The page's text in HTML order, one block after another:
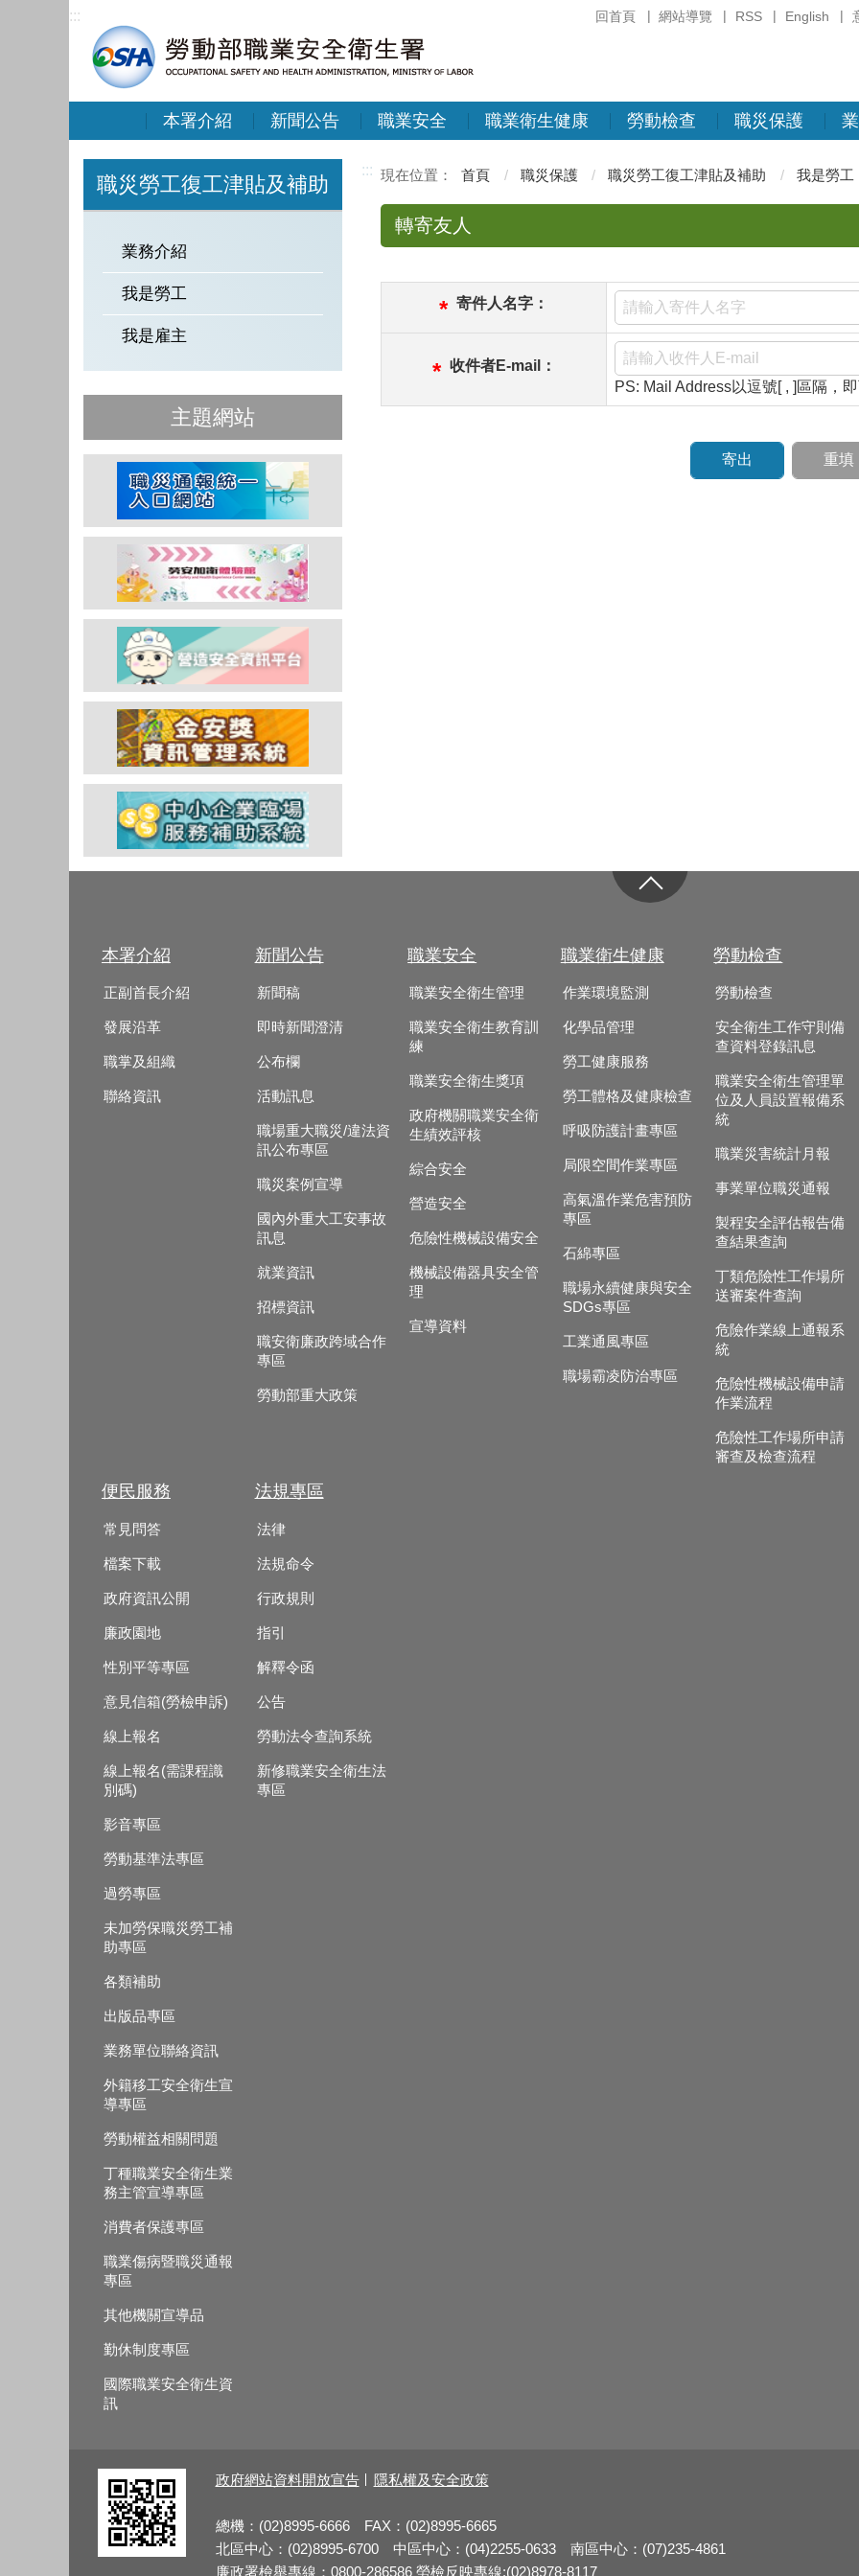
回首頁 網站導覽 RSS English
:::
本署介紹 新聞公告 職業安全 職業衛生健康 勞動檢查 職災保護
職災勞工復工津貼及補助
業務介紹
我是勞工
我是雇主
主題網站
::: 首頁 職災保護 職災勞工復工津貼及補助 我是勞工
轉寄友人
* 寄件人名字：
* 收件者E-mail：
PS: Mail Address以逗號[ , ]區隔，
本署介紹
正副首長介紹
發展沿革
職掌及組織
聯絡資訊
新聞公告
新聞稿
即時新聞澄清
公布欄
活動訊息
職場重大職災/違法資
訊公布專區
職災案例宣導
國內外重大工安事故
訊息
就業資訊
招標資訊
職安衛廉政跨域合作
專區
勞動部重大政策
職業安全
職業安全衛生管理
職業安全衛生教育訓
練
職業安全衛生獎項
政府機關職業安全衛
生績效評核
綜合安全
營造安全
危險性機械設備安全
機械設備器具安全管
理
宣導資料
職業衛生健康
作業環境監測
化學品管理
勞工健康服務
勞工體格及健康檢查
呼吸防護計畫專區
局限空間作業專區
高氣溫作業危害預防
專區
石綿專區
職場永續健康與安全
SDGs專區
工業通風專區
職場霸凌防治專區
勞動檢查
勞動檢查
安全衛生工作守則備
查資料登錄訊息
職業安全衛生管理單
位及人員設置報備系
統
職業災害統計月報
事業單位職災通報
製程安全評估報告備
查結果查詢
丁類危險性工作場所
送審案件查詢
危險作業線上通報系
統
危險性機械設備申請
作業流程
危險性工作場所申請
審查及檢查流程
便民服務
常見問答
檔案下載
政府資訊公開
廉政園地
性別平等專區
意見信箱(勞檢申訴)
線上報名
線上報名(需課程識
別碼)
影音專區
勞動基準法專區
過勞專區
未加勞保職災勞工補
助專區
各類補助
出版品專區
業務單位聯絡資訊
外籍移工安全衛生宣
導專區
勞動權益相關問題
丁種職業安全衛生業
務主管宣導專區
消費者保護專區
職業傷病暨職災通報
專區
其他機關宣導品
勤休制度專區
國際職業安全衛生資
訊
法規專區
法律
法規命令
行政規則
指引
解釋令函
公告
勞動法令查詢系統
新修職業安全衛生法
專區
政府網站資料開放宣告 隱私權及安全政策
總機：(02)8995-6666 FAX：(02)8995-6665
北區中心：(02)8995-6700 中區中心：(04)2255-0633 南區中心：(07)235-4861
廉政署檢舉專線：0800-286586 勞檢反映專線:(02)8978-8117